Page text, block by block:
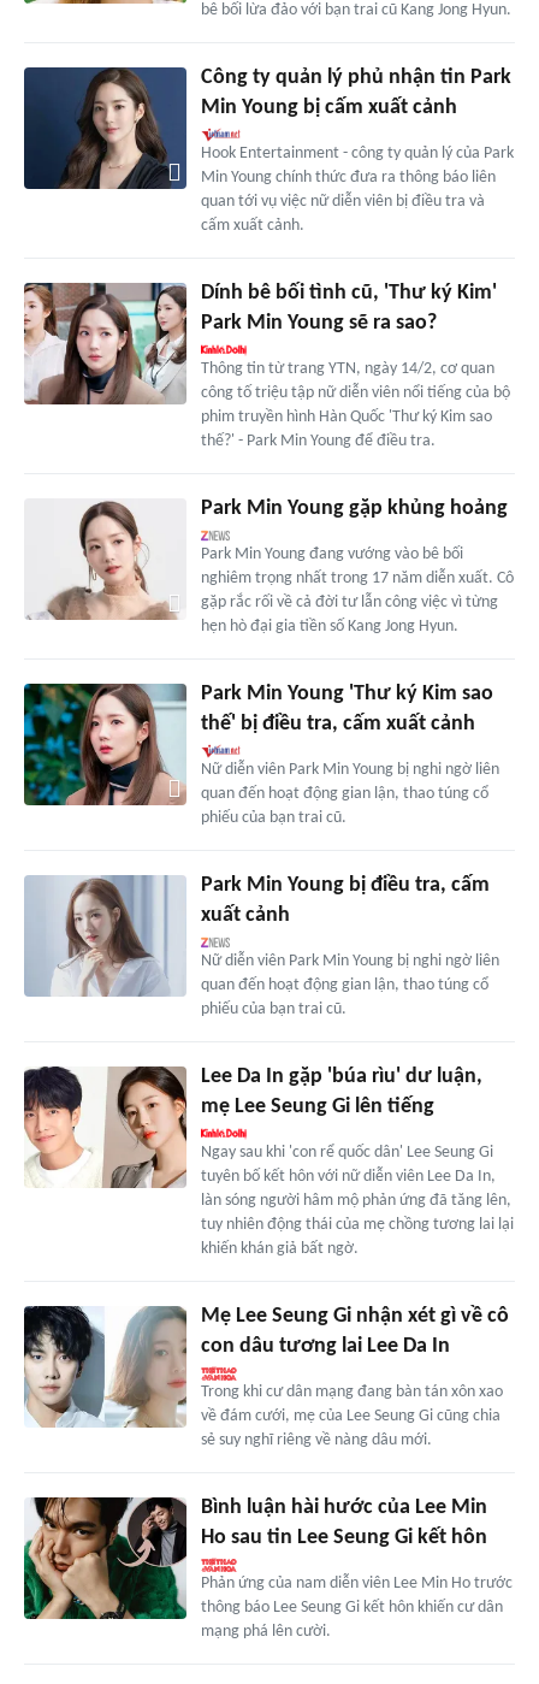
bê bối lừa đảo với bạn trai cũ Kang Jong Hyun.
Công ty quản lý phủ nhận tin Park
Min Young bị cấm xuất cảnh
Hook Entertainment - công ty quản lý của Park
Min Young chính thức đưa ra thông báo liên
quan tới vụ việc nữ diễn viên bị điều tra và
cấm xuất cảnh.
Dính bê bối tình cũ, 'Thư ký Kim'
Park Min Young sẽ ra sao?
Thông tin từ trang YTN, ngày 14/2, cơ quan
công tố triệu tập nữ diễn viên nổi tiếng của bộ
phim truyền hình Hàn Quốc 'Thư ký Kim sao
thế?' - Park Min Young để điều tra.
Park Min Young gặp khủng hoảng
Park Min Young đang vướng vào bê bối
nghiêm trọng nhất trong 17 năm diễn xuất. Cô
gặp rắc rối về cả đời tư lẫn công việc vì từng
hẹn hò đại gia tiền số Kang Jong Hyun.
Park Min Young 'Thư ký Kim sao
thế' bị điều tra, cấm xuất cảnh
Nữ diễn viên Park Min Young bị nghi ngờ liên
quan đến hoạt động gian lận, thao túng cổ
phiếu của bạn trai cũ.
Park Min Young bị điều tra, cấm
xuất cảnh
Nữ diễn viên Park Min Young bị nghi ngờ liên
quan đến hoạt động gian lận, thao túng cổ
phiếu của bạn trai cũ.
Lee Da In gặp 'búa rìu' dư luận,
mẹ Lee Seung Gi lên tiếng
Ngay sau khi 'con rể quốc dân' Lee Seung Gi
tuyên bố kết hôn với nữ diễn viên Lee Da In,
làn sóng người hâm mộ phản ứng đã tăng lên,
tuy nhiên động thái của mẹ chồng tương lai lại
khiến khán giả bất ngờ.
Mẹ Lee Seung Gi nhận xét gì về cô
con dâu tương lai Lee Da In
Trong khi cư dân mạng đang bàn tán xôn xao
về đám cưới, mẹ của Lee Seung Gi cũng chia
sẻ suy nghĩ riêng về nàng dâu mới.
Bình luận hài hước của Lee Min
Ho sau tin Lee Seung Gi kết hôn
Phản ứng của nam diễn viên Lee Min Ho trước
thông báo Lee Seung Gi kết hôn khiến cư dân
mạng phá lên cười.